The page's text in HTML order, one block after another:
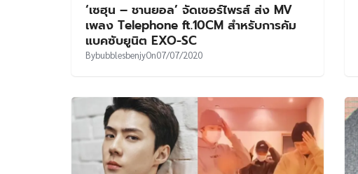
‘เซฮุน – ชานยอล’ จัดเซอร์ไพรส์ ส่ง MV
เพลง Telephone ft.10CM สำหรับการคัม
แบคซับยูนิต EXO-SC
BybubblesbenjyOn07/07/2020